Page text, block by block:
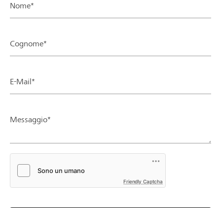
Nome*
Cognome*
E-Mail*
Messaggio*
Friendly Captcha